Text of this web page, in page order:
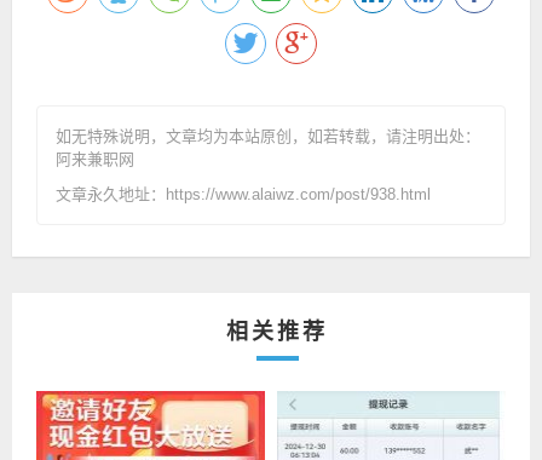
如无特殊说明，文章均为本站原创 ，如若转载，请注明出处：
阿来兼职网
文章永久地址：https://www.alaiwz.com/post/938.html
相关推荐